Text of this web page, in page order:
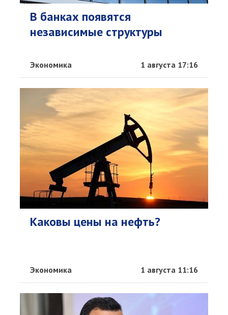
В банках появятся
независимые структуры
Экономика 1 августа 17:16
Каковы цены на нефть?
Экономика 1 августа 11:16